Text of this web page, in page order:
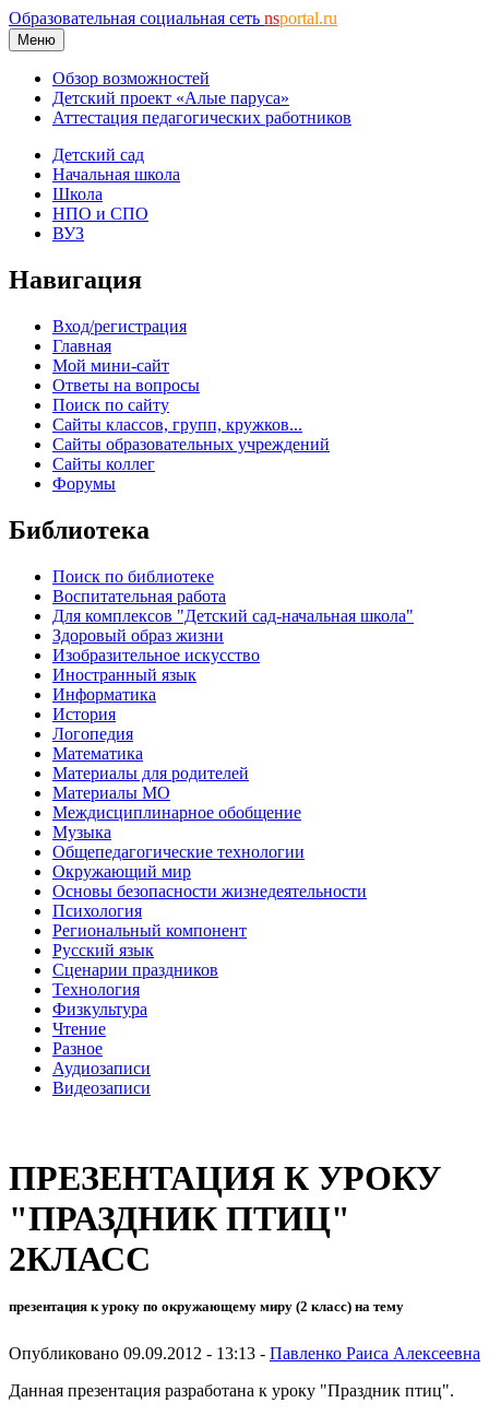
Образовательная социальная сеть nsportal.ru
Меню
Обзор возможностей
Детский проект «Алые паруса»
Аттестация педагогических работников
Детский сад
Начальная школа
Школа
НПО и СПО
ВУЗ
Навигация
Вход/регистрация
Главная
Мой мини-сайт
Ответы на вопросы
Поиск по сайту
Сайты классов, групп, кружков...
Сайты образовательных учреждений
Сайты коллег
Форумы
Библиотека
Поиск по библиотеке
Воспитательная работа
Для комплексов "Детский сад-начальная школа"
Здоровый образ жизни
Изобразительное искусство
Иностранный язык
Информатика
История
Логопедия
Математика
Материалы для родителей
Материалы МО
Междисциплинарное обобщение
Музыка
Общепедагогические технологии
Окружающий мир
Основы безопасности жизнедеятельности
Психология
Региональный компонент
Русский язык
Сценарии праздников
Технология
Физкультура
Чтение
Разное
Аудиозаписи
Видеозаписи
ПРЕЗЕНТАЦИЯ К УРОКУ
"ПРАЗДНИК ПТИЦ"
2КЛАСС
презентация к уроку по окружающему миру (2 класс) на тему
Опубликовано 09.09.2012 - 13:13 - Павленко Раиса Алексеевна
Данная презентация разработана к уроку "Праздник птиц".